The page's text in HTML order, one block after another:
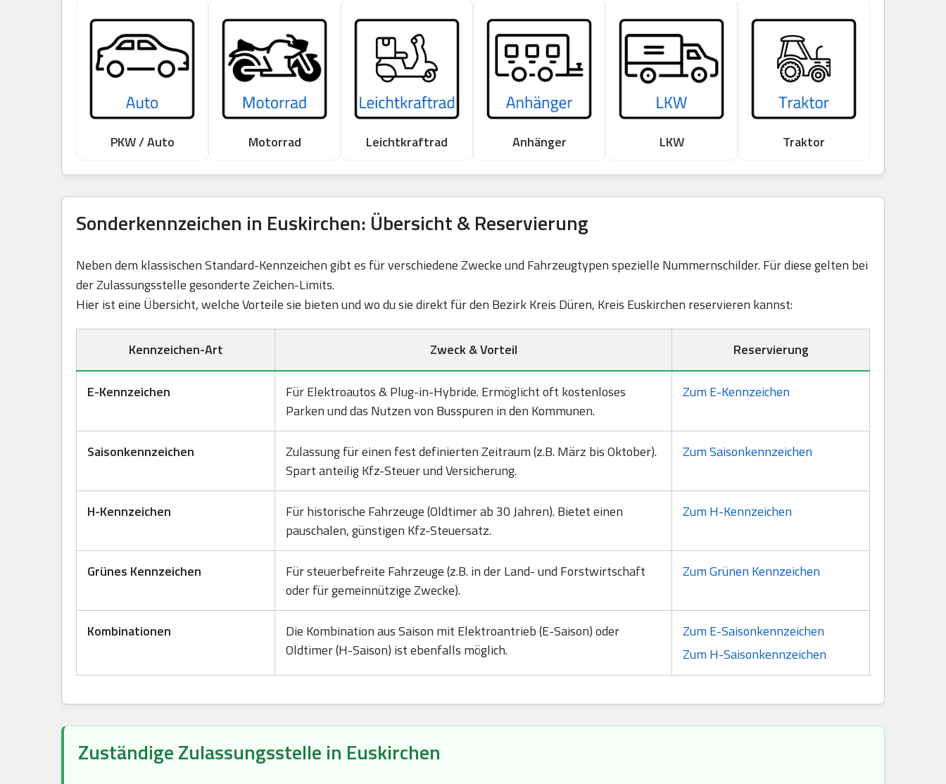
PKW / Auto Motorrad Leichtkraftrad Anhänger LKW Traktor
Sonderkennzeichen in Euskirchen: Übersicht & Reservierung
Neben dem klassischen Standard-Kennzeichen gibt es für verschiedene Zwecke und Fahrzeugtypen spezielle Nummernschilder. Für diese gelten bei
der Zulassungsstelle gesonderte Zeichen-Limits.
Hier ist eine Übersicht, welche Vorteile sie bieten und wo du sie direkt für den Bezirk Kreis Düren, Kreis Euskirchen reservieren kannst:
Kennzeichen-Art Zweck & Vorteil Reservierung
E-Kennzeichen
Für Elektroautos & Plug-in-Hybride. Ermöglicht oft kostenloses
Parken und das Nutzen von Busspuren in den Kommunen.
Zum E-Kennzeichen
Saisonkennzeichen
Zulassung für einen fest definierten Zeitraum (z.B. März bis Oktober).
Spart anteilig Kfz-Steuer und Versicherung.
Zum Saisonkennzeichen
H-Kennzeichen
Für historische Fahrzeuge (Oldtimer ab 30 Jahren). Bietet einen
pauschalen, günstigen Kfz-Steuersatz.
Zum H-Kennzeichen
Grünes Kennzeichen
Für steuerbefreite Fahrzeuge (z.B. in der Land- und Forstwirtschaft
oder für gemeinnützige Zwecke).
Zum Grünen Kennzeichen
Kombinationen
Die Kombination aus Saison mit Elektroantrieb (E-Saison) oder
Oldtimer (H-Saison) ist ebenfalls möglich.
Zum E-Saisonkennzeichen
Zum H-Saisonkennzeichen
Zuständige Zulassungsstelle in Euskirchen